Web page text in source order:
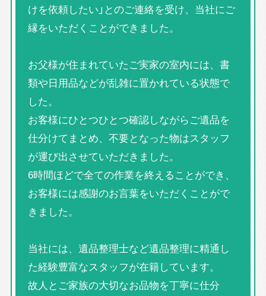
けを依頼したい」とのご連絡を受け、当社にご
縁をいただくことができました。
お父様が住まれていたご実家の室内には、書
類や日用品などが乱雑に置かれている状態で
した。
お客様にひとつひとつ確認しながらご遺品を
仕分けてまとめ、不要となった物はスタッフ
が運び出させていただきました。
6時間ほどで全ての作業を終えることができ、
お客様には感謝のお言葉をいただくことがで
きました。
当社には、遺品整理士など遺品整理に精通し
た経験豊富なスタッフが在籍しています。
故人とご家族の大切なお品物を丁寧に仕分